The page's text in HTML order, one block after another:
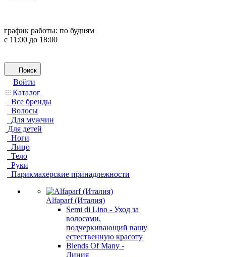
график работы: по будням
с 11:00 до 18:00
Поиск
Войти
Каталог
Все бренды
Волосы
Для мужчин
Для детей
Ноги
Лицо
Тело
Руки
Парикмахерские принадлежности
Alfaparf (Италия)
Semi di Lino - Уход за
волосами,
подчеркивающий вашу
естественную красоту
Blends Of Many -
Линия